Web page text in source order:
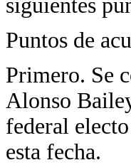
siguientes
Puntos de
Primero. Se
Alonso
federal
esta fecha.